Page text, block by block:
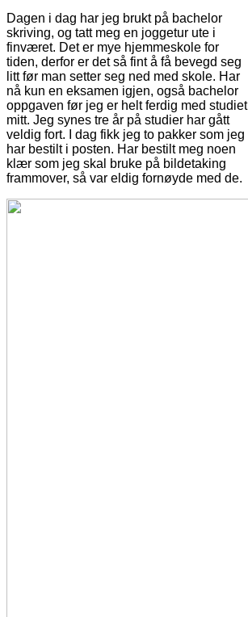
Dagen i dag har jeg brukt på bachelor
skriving, og tatt meg en joggetur ute i
finværet. Det er mye hjemmeskole for
tiden, derfor er det så fint å få bevegd seg
litt før man setter seg ned med skole. Har
nå kun en eksamen igjen, også bachelor
oppgaven før jeg er helt ferdig med studiet
mitt. Jeg synes tre år på studier har gått
veldig fort. I dag fikk jeg to pakker som jeg
har bestilt i posten. Har bestilt meg noen
klær som jeg skal bruke på bildetaking
frammover, så var eldig fornøyde med de.